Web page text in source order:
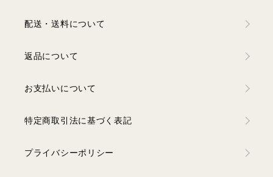
配送・送料について
返品について
お支払いについて
特定商取引法に基づく表記
プライバシーポリシー